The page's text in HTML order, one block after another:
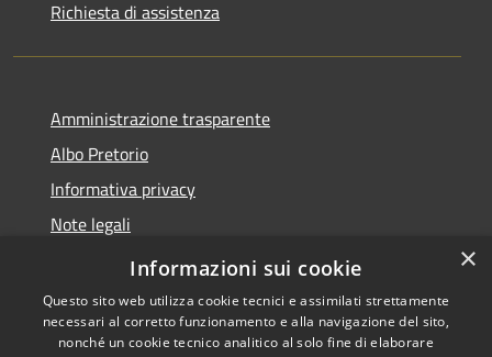
Richiesta di assistenza
Amministrazione trasparente
Albo Pretorio
Informativa privacy
Note legali
Dichiarazione di accessibilità
×
Informazioni sui cookie
Questo sito web utilizza cookie tecnici e assimilati strettamente
necessari al corretto funzionamento e alla navigazione del sito,
nonché un cookie tecnico analitico al solo fine di elaborare